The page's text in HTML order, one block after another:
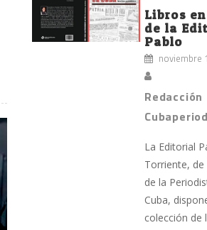
Libros
de la
Pablo
noviembre
Redacción
La Editorial
Torriente, de
de la
Cuba,
colección de